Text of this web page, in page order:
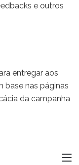
e outros
entregar aos
base nas páginas
da campanha